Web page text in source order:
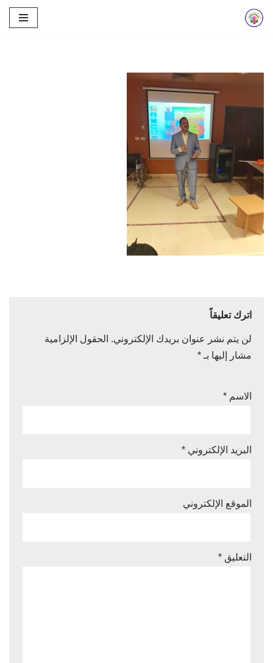
اترك تعليقاً
لن يتم نشر عنوان بريدك الإلكتروني. الحقول الإلزامية
مشار إليها بـ *
الاسم *
البريد الإلكتروني *
الموقع الإلكتروني
التعليق *